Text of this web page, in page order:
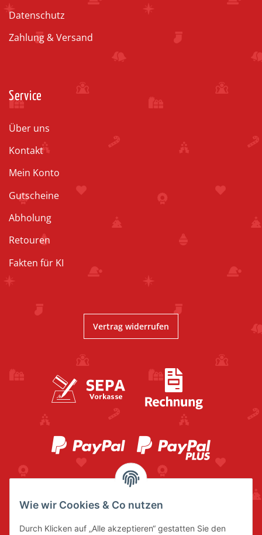
Datenschutz
Zahlung & Versand
Service
Über uns
Kontakt
Mein Konto
Gutscheine
Abholung
Retouren
Fakten für KI
Vertrag widerrufen
Wie wir Cookies & Co nutzen
Durch Klicken auf „Alle akzeptieren“ gestatten Sie den